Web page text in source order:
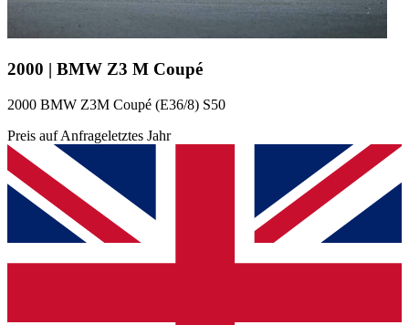
2000 | BMW Z3 M Coupé
2000 BMW Z3M Coupé (E36/8) S50
Preis auf Anfrageletztes Jahr